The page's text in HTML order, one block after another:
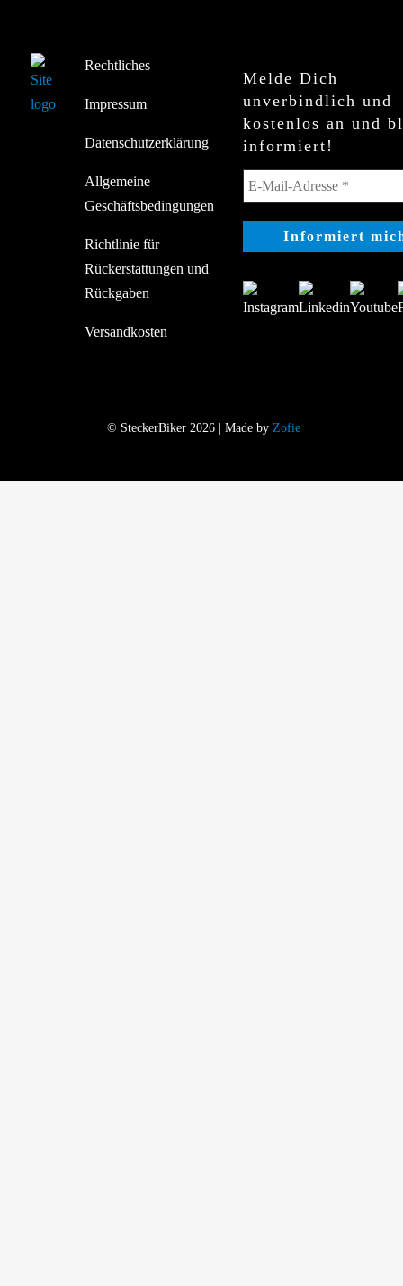
Rechtliches
Impressum
Datenschutzerklärung
Allgemeine
Geschäftsbedingungen
Richtlinie für
Rückerstattungen und
Rückgaben
Versandkosten
Melde Dich
unverbindlich und
kostenlos an und
informiert!
© SteckerBiker 2026 | Made by Zofie